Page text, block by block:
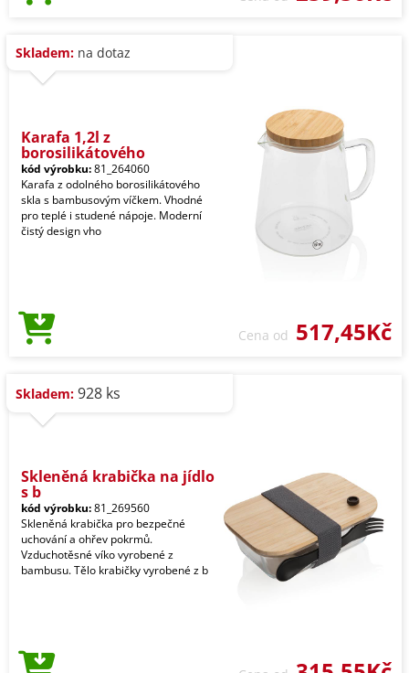
Skladem: na dotaz
Karafa 1,2l z
borosilikátového
kód výrobku:81_264060
Karafa z odolného borosilikátového
skla s bambusovým víčkem. Vhodné
pro teplé i studené nápoje. Moderní
čistý design vho
Cena od 517,45Kč
Skladem: 928 ks
Skleněná krabička na jídlo
s b
kód výrobku:81_269560
Skleněná krabička pro bezpečné
uchování a ohřev pokrmů.
Vzduchotěsné víko vyrobené z
bambusu. Tělo krabičky vyrobené z b